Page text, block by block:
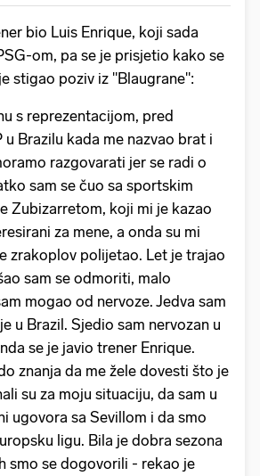
bio Luis Enrique, koji sada
om, pa se je prisjetio kako se
stigao poziv iz "Blaugrane":
s reprezentacijom, pred
u Brazilu kada me nazvao brat i
razgovarati jer se radi o
sam se čuo sa sportskim
Zubizarretom, koji mi je kazao
za mene, a onda su mi
zrakoplov polijetao. Let je trajao
sam se odmoriti, malo
mogao od nervoze. Jedva sam
u Brazil. Sjedio sam nervozan u
se je javio trener Enrique.
znanja da me žele dovesti što je
su za moju situaciju, da sam u
ugovora sa Sevillom i da smo
ligu. Bila je dobra sezona
smo se dogovorili - rekao je